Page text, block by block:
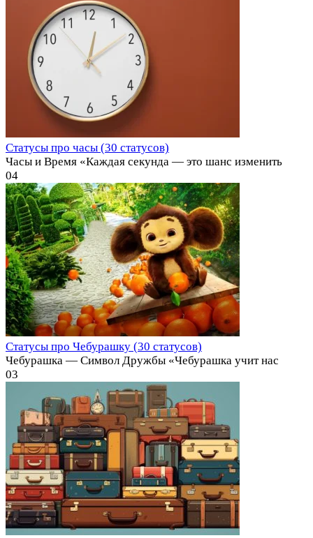
Статусы про часы (30 статусов)
Часы и Время «Каждая секунда — это шанс изменить
04
Статусы про Чебурашку (30 статусов)
Чебурашка — Символ Дружбы «Чебурашка учит нас
03